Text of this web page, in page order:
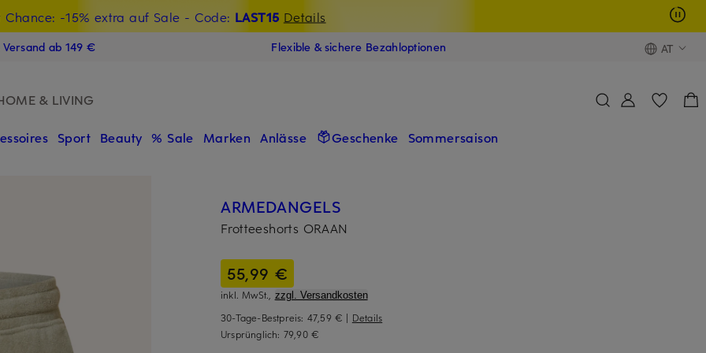
Chance: -15% extra auf Sale - Code: LAST15 Details
Willkommensgutschein mit Beyond sichern
ab 149 € Flexible & sichere Bezahloptionen AT
& LIVING
Sport Beauty % Sale Marken Anlässe Geschenke Sommersaison
ARMEDANGELS
Frotteeshorts ORAAN
55,99 €
inkl. MwSt., zzgl. Versandkosten
30-Tage-Bestpreis: 47,59 € | Details
Ursprünglich: 79,90 €